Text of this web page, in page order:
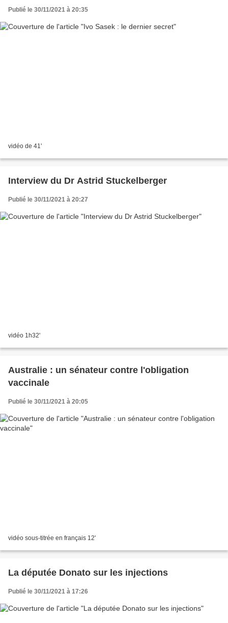
Publié le 30/11/2021 à 20:35
vidéo de 41'
Interview du Dr Astrid Stuckelberger
Publié le 30/11/2021 à 20:27
vidéo 1h32'
Australie : un sénateur contre l'obligation
vaccinale
Publié le 30/11/2021 à 20:05
vidéo sous-titrée en français 12'
La députée Donato sur les injections
Publié le 30/11/2021 à 17:26